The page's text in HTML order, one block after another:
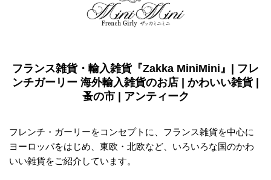
フランス雑貨・輸入雑貨『Zakka MiniMini』| フレ
ンチガーリー 海外輸入雑貨のお店 | かわいい雑貨 |
蚤の市 | アンティーク
フレンチ・ガーリーをコンセプトに、フランス雑貨を中心に
ヨーロッパをはじめ、東欧・北欧など、いろいろな国のかわ
いい雑貨をご紹介しています。